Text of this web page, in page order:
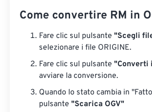
Come convertire RM in
Fare clic sul pulsante "Scegli
selezionare i file ORIGINE.
Fare clic sul pulsante "Converti
avviare la conversione.
Quando lo stato cambia in
pulsante "Scarica OGV"